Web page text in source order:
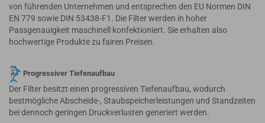
von führenden Unternehmen und entsprechen den EU Normen DIN
EN 779 sowie DIN 53438-F1. Die Filter werden in hoher
Passgenauigkeit maschinell konfektioniert. Sie erhalten also
hochwertige Produkte zu fairen Preisen.
Progressiver Tiefenaufbau
Der Filter besitzt einen progressiven Tiefenaufbau, wodurch
bestmögliche Abscheide-, Staubspeicherleistungen und Standzeiten
bei dennoch geringen Druckverlusten generiert werden.